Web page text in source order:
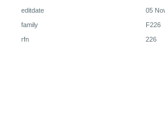
editdate
05
family
F226
rfn
226